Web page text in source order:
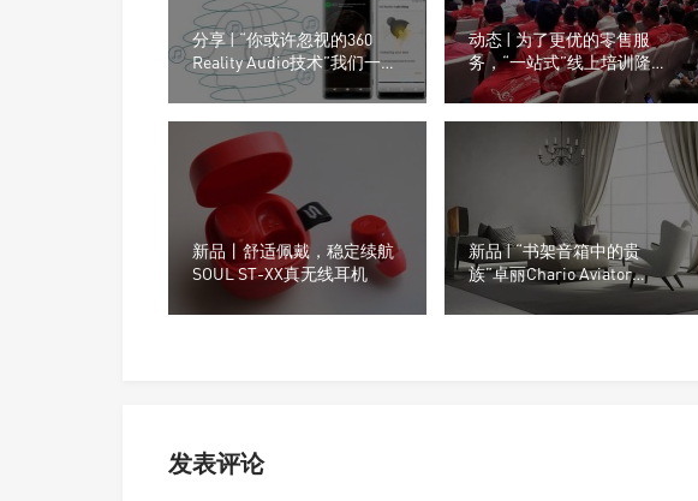
分享 | “你或许忽视的360
Reality Audio技术”我们一起
看看Sony索尼的影音战略！
动态 | 为了更优的零售服
务，“一站式”线上培训隆重
登场
新品丨舒适佩戴，稳定续航
SOUL ST-XX真无线耳机
新品 | “书架音箱中的贵
族”卓丽Chario Aviator
Nobile书架音箱
发表评论